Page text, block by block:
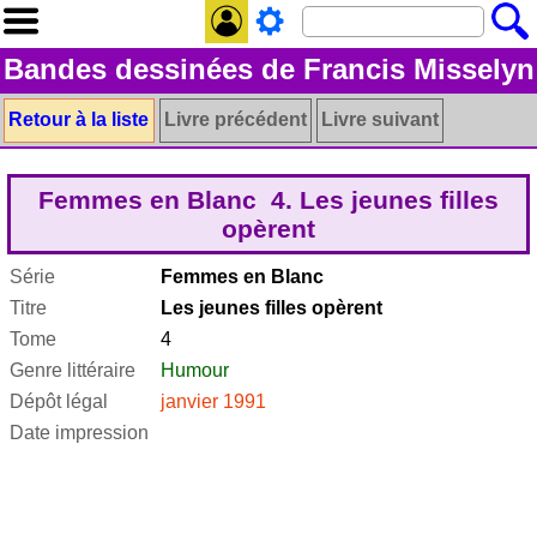
Bandes dessinées de Francis Misselyn
Retour à la liste Livre précédent Livre suivant
Femmes en Blanc 4. Les jeunes filles
opèrent
Série
Femmes en Blanc
Titre
Les jeunes filles opèrent
Tome
4
Genre littéraire
Humour
Dépôt légal
janvier 1991
Date impression